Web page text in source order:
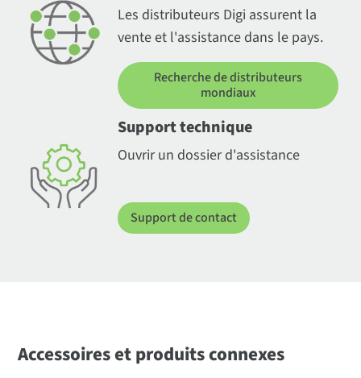
Les distributeurs Digi assurent la
vente et l'assistance dans le pays.
Recherche de distributeurs
mondiaux
Support technique
Ouvrir un dossier d'assistance
Support de contact
Accessoires et produits connexes